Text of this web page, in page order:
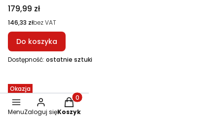
Cena
179,99 zł
Cena
146,33 złbez VAT
Do koszyka
Dostępność: ostatnie sztuki
Okazja
Bestseller
MenuZaloguj się
Produkty w koszyku: 0. Zobacz szczegóły
Koszyk